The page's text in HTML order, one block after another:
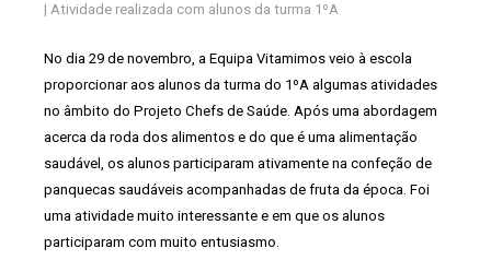
| Atividade realizada com alunos da turma 1ºA
No dia 29 de novembro, a Equipa Vitamimos veio à escola
proporcionar aos alunos da turma do 1ºA algumas atividades
no âmbito do Projeto Chefs de Saúde. Após uma abordagem
acerca da roda dos alimentos e do que é uma alimentação
saudável, os alunos participaram ativamente na confeção de
panquecas saudáveis acompanhadas de fruta da época. Foi
uma atividade muito interessante e em que os alunos
participaram com muito entusiasmo.